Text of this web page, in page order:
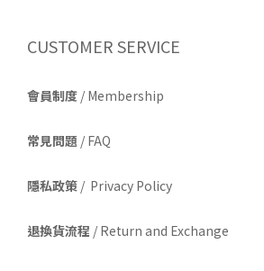
CUSTOMER SERVICE
會員制度 / Membership
常見問題 / FAQ
隱私政策 / Privacy Policy
退換貨流程 / Return and Exchange